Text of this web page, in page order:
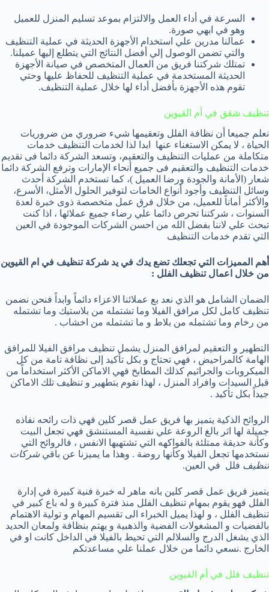
السرعة في أداء العمل والالتزام بموعد تسليم المنزل للعميل
وهو في ابهي صورة.
عمالنا مدرين علي استخدام الأجهزة الحديثة في عملية التنظيف
والتي تضمن الوصول إلي أفضل النتائج التي يتطلع إليها عميلنا.
تمتلك شركتنا فريق من العمال المتخصص في صيانة الأجهزة
الحديثة المستخدمة في عملية التنظيف للحفاظ عليها وحتي
تقوم هذه الأجهزة بأفضل أداء لها خلال عملية التنظيف.
تنظيف شقق في أم القيوين
نعلم جميعا أن نظافة الفلل وتعقيمها شيء ضروري من ضروريات
الحياة ، لا يمكن الاستغناء عنها ابدا لذا لخدمات التنظيف خدمات
متكاملة من عمليات التنظيف والتعقيم، وتسعد الشركة دائما فى تقديم
خدمات التنظيف والتعقيم فى جميع أنحاء الإمارات وترفع الشركة دائما
شعار (الأمانة والجودة ورضا العميل )، كما تستخدم الشركة أحدث
وسائل التنظيف وأجود أنواع الخامات لتوفير الحلول الأمثل، الأسرع،
والأكثر أماناً للعميل، من خلال فرق عمل متخصصة ذوى خبرة لعدة
السنوات ، شركتنا تحرص دائما علي رضاء جميع عملائها ، اذا كنت
تبحث علي لاننا بفضل الله من احسن الشركات الموجودة في العين
التي تقدم خدمات التنظيف
أهم المميزات التي تجعلك تضع يدك في يد شركة تنظيف في ام القيوين
من خلال اعمال تنظيف الفلل :
الضمان الشامل هو الذي نعد بع عملائنا الاعزاء دائماً وابداً فنحن نضمن
تنظيف كامل لكل مرافق الفيلا وما تشتمله من بلاستيك وما تشتمله
من رخام وما تشتمله من بلاط و ما تشتمله من اخشاب .
التطهير و التعقيم لمرافق المنزل يشمل تنظيف مرافق الفيلا للمرافق
الهامة كالمراحيض ، فهي تحتاج و بكل تأكيد إلى نظافة تامة من كل
الميكروبات والجراثيم كذلك المطابخ فهي الاماكن الأكثر استخداماً من
قبل السيدات وافراد المنزل ، لهذا نقوم بتطهير و تنظيف تلك الاماكن
جيداً بكل تأكيد .
الروائح الذكية يتميز بها فريق عمل قصر كلين فهي ذات رائحه نفاذه
جميلة لها اثر بالغ الروعة علي نفسية المستنشق فهي تجعل البيت
وكأنة حديقة ممتلئة بالفواكهه التي تشتهيها الانفس ، فالروائح التي
نستخدمها تجعل الفيلا وكأنها روضة . وهذا ما يميزنا عن باقيشركات
تنظيف فلل في العين.
يتميز فريق عمل قصر كلين بانه ماهر له خبرة فنية كبيرة في إدارة
الفلل فهو يقوم بمهام تنظيف الفلل منذ فترة كبيرة و له باع كبير في
تنظيف الفلل ، و لهذا يميل الخبراء الى تقسيم المهام و تولية الاهتمام
بالفضيات و المشغولات الفضية والذهبية و يهتم بنظافة ولمعان الحديد
الذي يشغل الدرج والسلالم التي تحيط بالفيلا في الداخل كانت او في
الخارج .نسعي دائما من خلال عملنا علي مساعدتكم
تنظيف فلل في أم القيوين